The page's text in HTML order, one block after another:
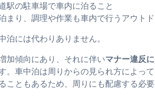
駅の駐車場で車内に泊ること
まり、調理や作業も車内で行うアウト
泊には代わりありません。
加傾向にあり、それに伴いマナー違反
。車中泊は周りからの見られ方によっ
こともあるため、周りにも配慮する必要